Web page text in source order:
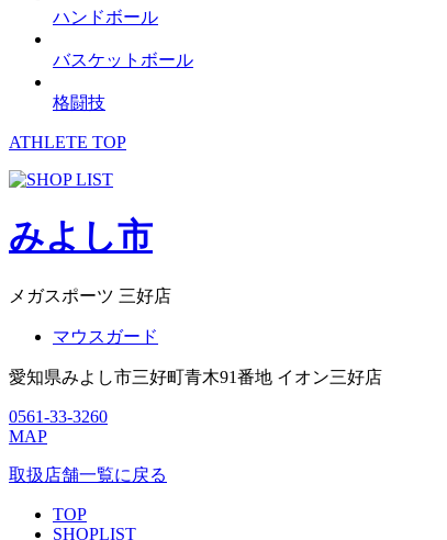
ハンドボール
バスケットボール
格闘技
ATHLETE TOP
みよし市
メガスポーツ 三好店
マウスガード
愛知県みよし市三好町青木91番地 イオン三好店
0561-33-3260
MAP
取扱店舗一覧に戻る
TOP
SHOPLIST